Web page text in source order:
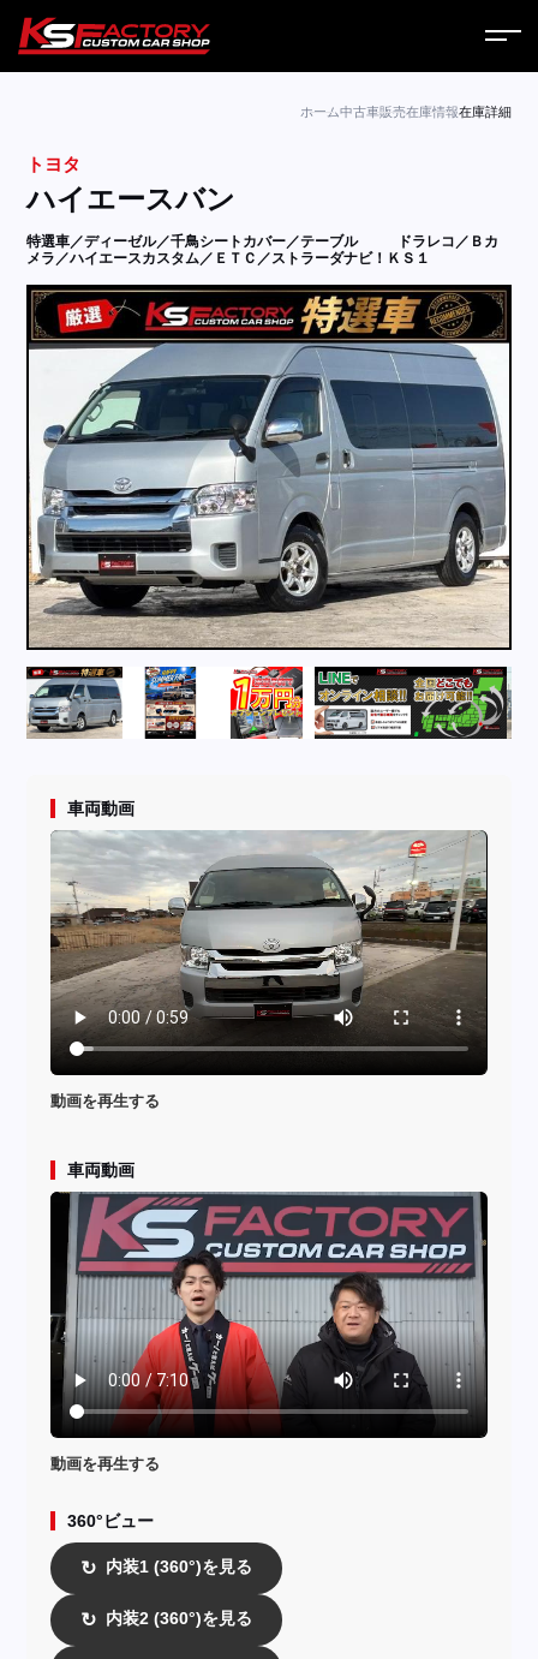
サービス
コラム
ニュース
お問い合わせ
採用情報
店舗問い合わせ
ホーム中古車販売在庫情報在庫詳細
トヨタ
ハイエースバン
特選車／ディーゼル／千鳥シートカバー／テーブル
ドラレコ／Ｂカ
メラ／ハイエースカスタム／ＥＴＣ／ストラーダナビ！ＫＳ１
車両動画
動画を再生する
車両動画
動画を再生する
360°ビュー
↻ 内装1 (360°)を見る
↻ 内装2 (360°)を見る